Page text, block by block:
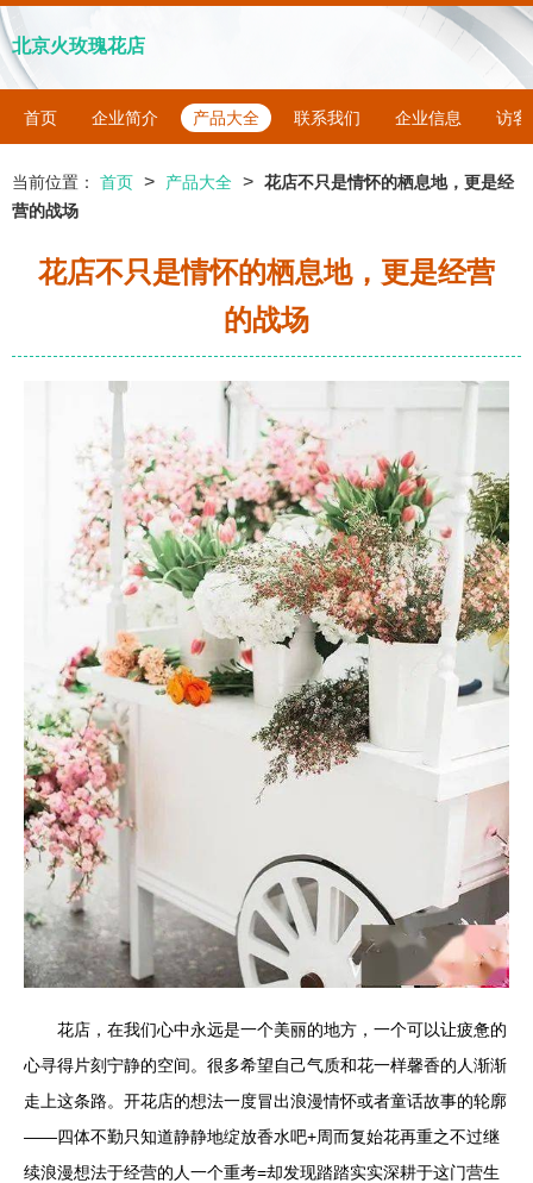
北京火玫瑰花店
首页 企业简介 产品大全 联系我们 企业信息 访客
当前位置： 首页 > 产品大全 > 花店不只是情怀的栖息地，更是经
营的战场
花店不只是情怀的栖息地，更是经营
的战场
花店，在我们心中永远是一个美丽的地方，一个可以让疲惫的
心寻得片刻宁静的空间。很多希望自己气质和花一样馨香的人渐渐
走上这条路。开花店的想法一度冒出浪漫情怀或者童话故事的轮廓
——四体不勤只知道静静地绽放香水吧+周而复始花再重之不过继
续浪漫想法于经营的人一个重考=却发现踏踏实实深耕于这门营生